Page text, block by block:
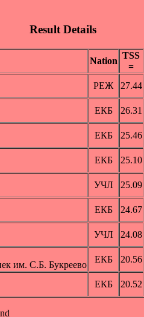
Result Details
Nation
TSS
=
РЕЖ 27.44
ЕКБ 26.31
ЕКБ 25.46
ЕКБ 25.10
УЧЛ 25.09
ЕКБ 24.67
УЧЛ 24.08
им. С.Б. Букреево
ЕКБ 20.56
ЕКБ 20.52